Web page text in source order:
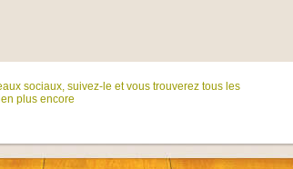
sociaux, suivez-le et vous trouverez tous les
plus encore